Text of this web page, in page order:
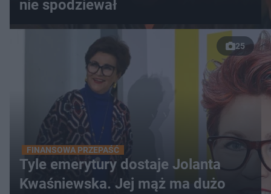
nie spodziewał
25
FINANSOWA PRZEPAŚĆ
Tyle emerytury dostaje Jolanta
Kwaśniewska. Jej mąż ma dużo